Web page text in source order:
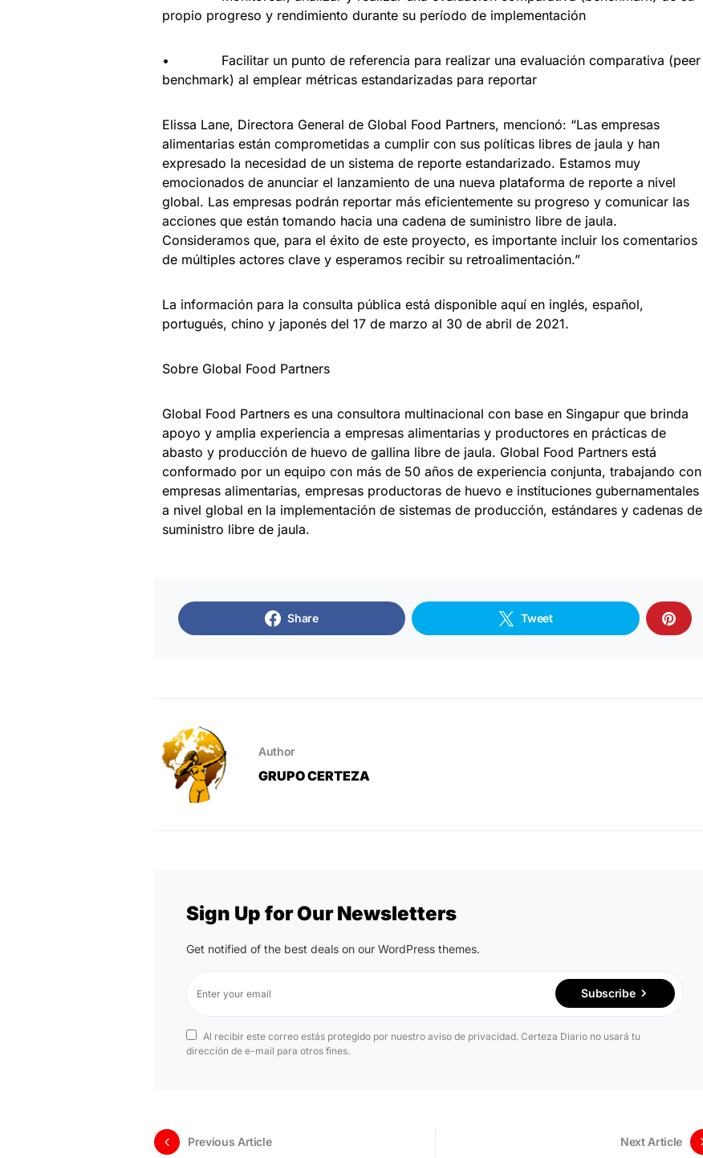
propio progreso y rendimiento durante su período de implementación
• Facilitar un punto de referencia para realizar una evaluación comparativa (peer
benchmark) al emplear métricas estandarizadas para reportar
Elissa Lane, Directora General de Global Food Partners, mencionó: “Las empresas
alimentarias están comprometidas a cumplir con sus políticas libres de jaula y han
expresado la necesidad de un sistema de reporte estandarizado. Estamos muy
emocionados de anunciar el lanzamiento de una nueva plataforma de reporte a nivel
global. Las empresas podrán reportar más eficientemente su progreso y comunicar las
acciones que están tomando hacia una cadena de suministro libre de jaula.
Consideramos que, para el éxito de este proyecto, es importante incluir los comentarios
de múltiples actores clave y esperamos recibir su retroalimentación.”
La información para la consulta pública está disponible aquí en inglés, español,
portugués, chino y japonés del 17 de marzo al 30 de abril de 2021.
Sobre Global Food Partners
Global Food Partners es una consultora multinacional con base en Singapur que brinda
apoyo y amplia experiencia a empresas alimentarias y productores en prácticas de
abasto y producción de huevo de gallina libre de jaula. Global Food Partners está
conformado por un equipo con más de 50 años de experiencia conjunta, trabajando con
empresas alimentarias, empresas productoras de huevo e instituciones gubernamentales
a nivel global en la implementación de sistemas de producción, estándares y cadenas de
suministro libre de jaula.
Share Tweet
Author
GRUPO CERTEZA
Sign Up for Our Newsletters
Get notified of the best deals on our WordPress themes.
Subscribe
Al recibir este correo estás protegido por nuestro aviso de privacidad. Certeza Diario no usará tu
dirección de e-mail para otros fines.
Previous Article Next Article